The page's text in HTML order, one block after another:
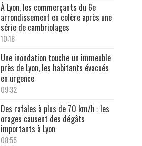
À Lyon, les commerçants du 6e
arrondissement en colère après une
série de cambriolages
10:18
Une inondation touche un immeuble
près de Lyon, les habitants évacués
en urgence
09:32
Des rafales à plus de 70 km/h : les
orages causent des dégâts
importants à Lyon
08:55